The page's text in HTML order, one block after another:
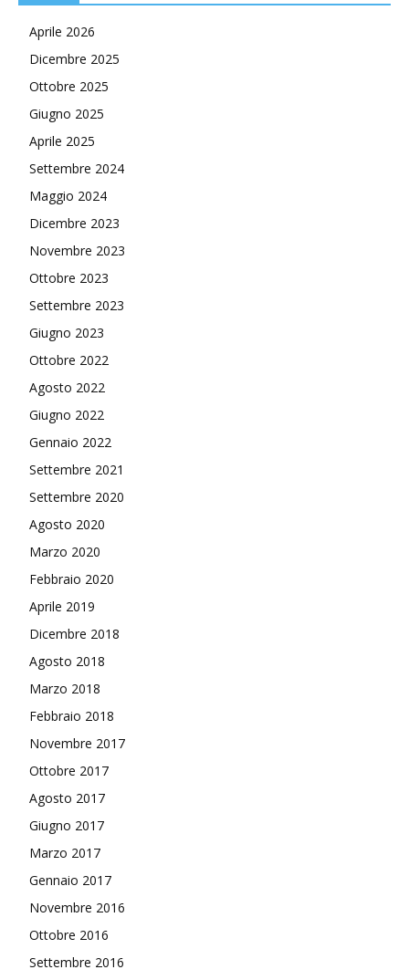
Aprile 2026
Dicembre 2025
Ottobre 2025
Giugno 2025
Aprile 2025
Settembre 2024
Maggio 2024
Dicembre 2023
Novembre 2023
Ottobre 2023
Settembre 2023
Giugno 2023
Ottobre 2022
Agosto 2022
Giugno 2022
Gennaio 2022
Settembre 2021
Settembre 2020
Agosto 2020
Marzo 2020
Febbraio 2020
Aprile 2019
Dicembre 2018
Agosto 2018
Marzo 2018
Febbraio 2018
Novembre 2017
Ottobre 2017
Agosto 2017
Giugno 2017
Marzo 2017
Gennaio 2017
Novembre 2016
Ottobre 2016
Settembre 2016